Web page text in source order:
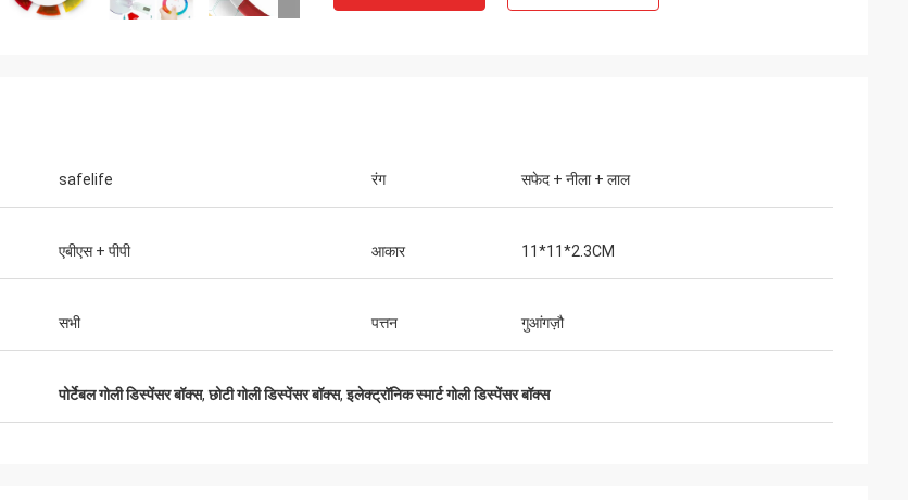
safelife रंग सफेद + नीला + लाल
एबीएस + पीपी आकार 11*11*2.3CM
सभी पत्तन गुआंगज़ौ
पोर्टेबल गोली डिस्पेंसर बॉक्स,छोटी गोली डिस्पेंसर बॉक्स,इलेक्ट्रॉनिक स्मार्ट गोली डिस्पेंसर बॉक्स